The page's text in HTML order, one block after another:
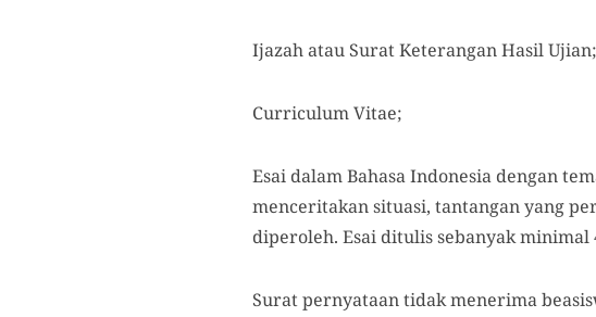
Ijazah atau Surat Keterangan Hasil Ujian;
Curriculum Vitae;
Esai dalam Bahasa Indonesia dengan
menceritakan situasi, tantangan yang
diperoleh. Esai ditulis sebanyak minimal
Surat pernyataan tidak menerima